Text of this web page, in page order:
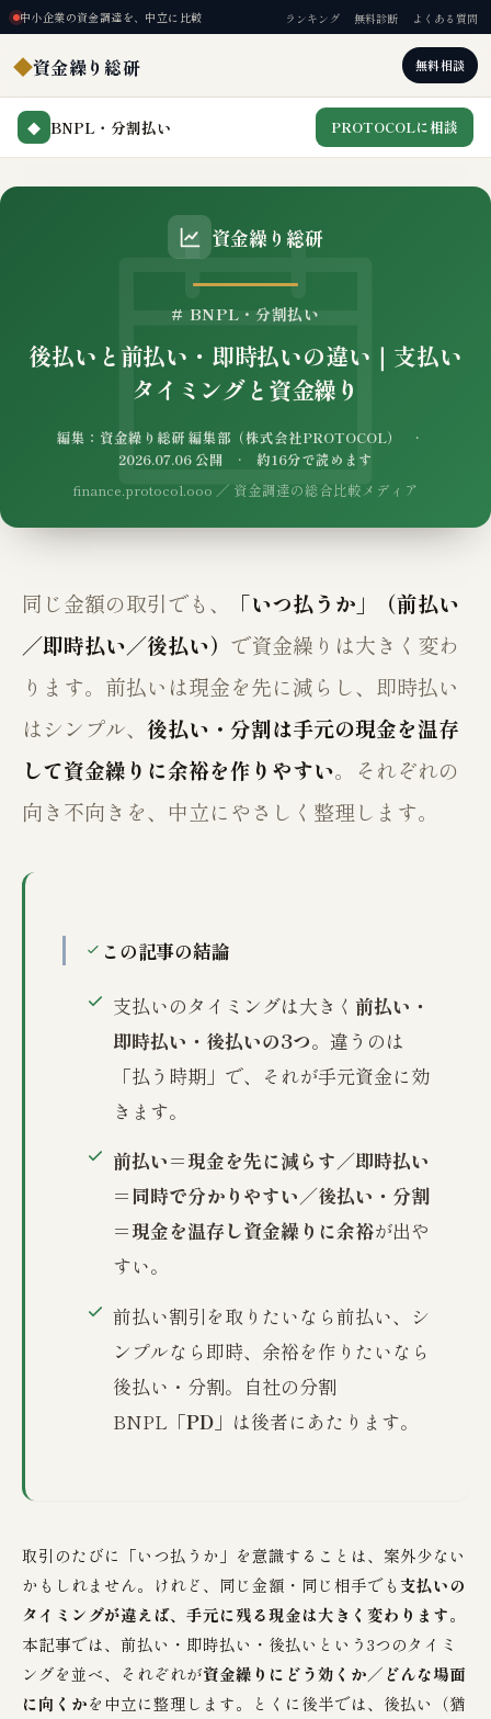
中小企業の資金調達を、中立に比較 ランキング 無料診断 よくある質問
◆資金繰り総研 無料相談
◆ BNPL・分割払い PROTOCOLに相談
資金繰り総研
# BNPL・分割払い
後払いと前払い・即時払いの違い｜支払い
タイミングと資金繰り
編集：資金繰り総研 編集部（株式会社PROTOCOL） ·
2026.07.06 公開 · 約16分で読めます
finance.protocol.ooo ／ 資金調達の総合比較メディア
同じ金額の取引でも、
「いつ払うか」（前払い
／即時払い／後払い） で資金繰りは大きく変わ
ります。前払いは現金を先に減らし、即時払い
はシンプル、 後払い・分割は手元の現金を温存
して資金繰りに余裕を作りやすい。それぞれの
向き不向きを、中立にやさしく整理します。
この記事の結論
支払いのタイミングは大きく 前払い・
即時払い・後払いの3つ。違うのは
「払う時期」で、それが手元資金に効
きます。
前払い＝現金を先に減らす／即時払い
＝同時で分かりやすい／後払い・分割
＝現金を温存し資金繰りに余裕が出や
すい。
前払い割引を取りたいなら前払い、シ
ンプルなら即時、余裕を作りたいなら
後払い・分割。自社の分割
BNPL「PD 」は後者にあたります。
取引のたびに「いつ払うか」を意識することは、案外少ない
かもしれません。けれど、同じ金額・同じ相手でも支払いの
タイミングが違えば、手元に残る現金は大きく変わります。
本記事では、前払い・即時払い・後払いという3つのタイミ
ングを並べ、それぞれが資金繰りにどう効くか／どんな場面
に向くかを中立に整理します。とくに後半では、後払い（猶